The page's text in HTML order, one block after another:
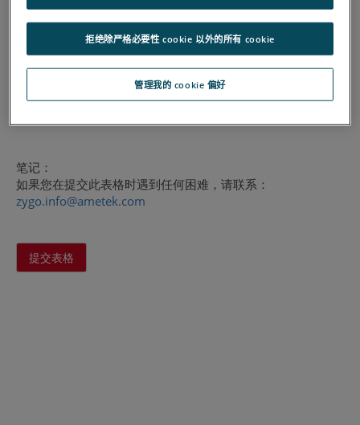
管理我的 cookie 偏好
拒绝除严格必要性 cookie 以外的所有 cookie